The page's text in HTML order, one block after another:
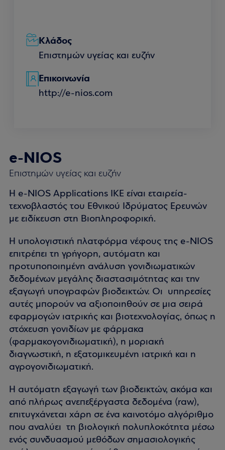
Κλάδος
Επιστημών υγείας και ευζήν
Επικοινωνία
http://e-nios.com
e-NIOS
Επιστημών υγείας και ευζήν
H e-NIOS Applications IKE είναι εταιρεία-
τεχνοβλαστός του Εθνικού Ιδρύματος Ερευνών
με ειδίκευση στη Βιοπληροφορική.
Η υπολογιστική πλατφόρμα νέφους της e-NIOS
επιτρέπει τη γρήγορη, αυτόματη και
προτυποποιημένη ανάλυση γονιδιωματικών
δεδομένων μεγάλης διαστασιμότητας και την
εξαγωγή υπογραφών βιοδεικτών. Οι υπηρεσίες
αυτές μπορούν να αξιοποιηθούν σε μια σειρά
εφαρμογών ιατρικής και βιοτεχνολογίας, όπως η
στόχευση γονιδίων με φάρμακα
(φαρμακογονιδιωματική), η μοριακή
διαγνωστική, η εξατομικευμένη ιατρική και η
αγρογονιδιωματική.
Η αυτόματη εξαγωγή των βιοδεικτών, ακόμα και
από πλήρως ανεπεξέργαστα δεδομένα (raw),
επιτυγχάνεται χάρη σε ένα καινοτόμο αλγόριθμο
που αναλύει τη βιολογική πολυπλοκότητα μέσω
ενός συνδυασμού μεθόδων σημασιολογικής